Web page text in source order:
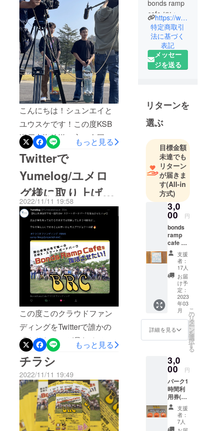
BRCが復活した際には皆さ
んに来て頂き、休業前の盛
り上がりが早く戻ってくる
様にと思い、有効期限を設
けさせて頂き2023年4月1日
から2024年4月1日の1年間
としました。その期間内で
あればいつでも利用可能に
しています。ですので、有
効期限には十分気をつけて
ご利用ください。続いて、
スケートボードのコンプ
リートセットのリターン品
についてです。本クラウド
ファンディングのwebペー
ジには、「完成した状態で
お渡し致します。」と記載
しておりましたが、誠に勝
手ながら店内で個別販売し
ている各パーツ(トラック,
ウィールなど)を単品梱包し
て発送しています。ですの
で、コンプリートセットを
受け取った方で、もし組み
立てが必要であればお店に
立ち寄って頂ければ、無料
で組み立て致します。大変
申し訳ございませんが、ご
理解のほどよろしくお願い
いたします。ご質問やご不
明点はいつでもお気軽にご
た！
こんにちは！シュンエイと
ユウスケです！この度KSB
瀬戸内海放送の方に今回の
クラウドファンディングに
ついて取材をしていただ
き、「ニュースパーク
KSB」にて放送していただ
きました！放送では店長の
現状についてや今回のクラ
ウドファンディングのこと
について取材していただい
たことが放送されています
この放送は下のYahoo
ニュースやYoutubeでみるこ
とができるので是非チェッ
クして見てください！この
クラウドファンディングの
Instagram↓@bondsrampcaf
e_ouenYahooニュース
↓https://news.yahoo.co.jp/art
icles/d0beae4a58c4cbda91
8c387e891405b037902b17
Youtube↓https://www.youtub
e.com/watch?
もっと見る
Twitterで
Yumelog/ユメロ
グ様に取り上げて
いただきました！
2022/11/11 19:58
この度このクラウドファン
ディングをTwitterで誰かの
「やりたい」が見れるメ
ディアYumelog/ユメログ様
に取り上げていただきまし
た！数多くのクラウドファ
ンディングの中から僕たち
のことを取り上げてもらえ
るなんて光栄です！皆さん
もっと見る
チラシ
2022/11/11 19:49
bonds ramp
cafe にいつ
も通ってい
るスケー
ター2人組で
す！
https://www.instagram.com/syunsuke_bonds
特定商取引
法に基づく
表記
メッセー
ジを送る
リターンを
選ぶ
目標金額
未達でも
リターン
が届きま
す(All-in
方式)
3,0
00 円
bonds
ramp
cafe の
オリジ
ナルス
テッ
カー2枚
支援
者：
17人
お届
け予
定：
2023
年03
月
詳細を見る
こ
の
リ
タ
ー
ン
を
選
択
す
る
3,0
00 円
パーク1
時間利
用券(有
効期限
なし)
パーク
内で、
支援
者：
7人